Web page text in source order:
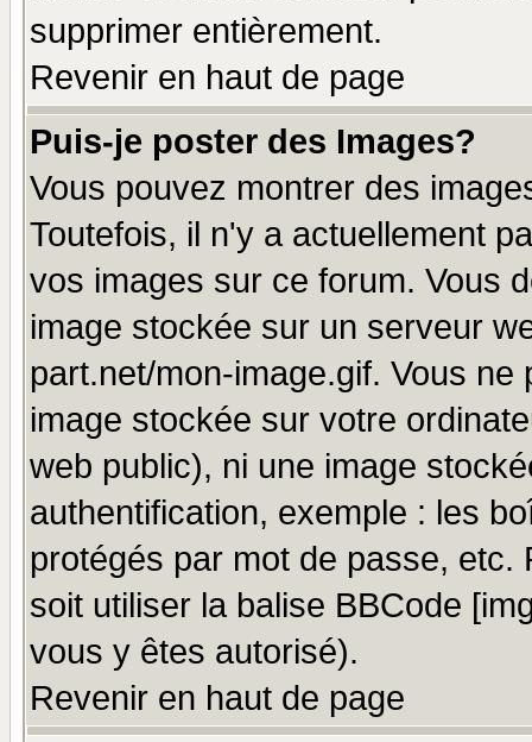
supprimer entièrement.
Revenir en haut de page
Puis-je poster des Images?
Vous pouvez montrer des
Toutefois, il n'y a actuellement
vos images sur ce forum. Vous
image stockée sur un serveur
part.net/mon-image.gif. Vous
image stockée sur votre
web public), ni une image
authentification, exemple : les
protégés par mot de passe,
soit utiliser la balise BBCode
vous y êtes autorisé).
Revenir en haut de page